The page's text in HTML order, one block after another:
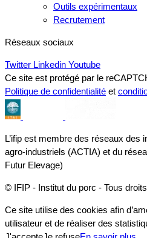
Outils expérimentaux
Recrutement
Réseaux sociaux
Twitter Linkedin Youtube
Ce site est protégé par le
Politique de confidentialité et
L’ifip est membre des réseaux des
agro-industriels (ACTIA) et du
Futur Elevage)
© IFIP - Institut du porc - Tous
Ce site utilise des cookies afin
utilisateur et de réaliser des